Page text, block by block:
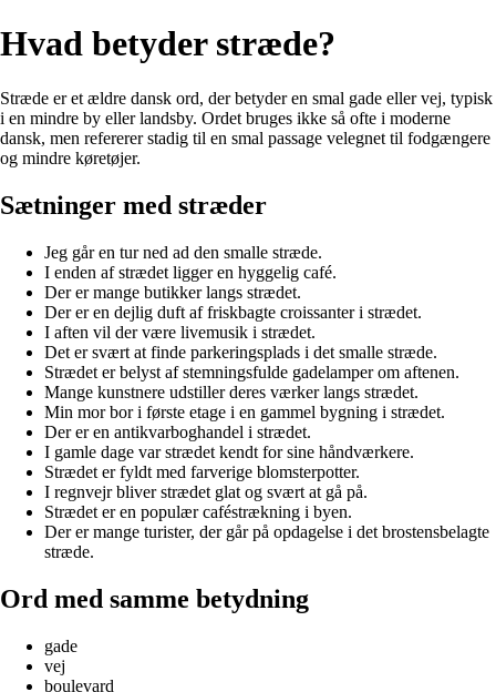
Hvad betyder stræde?
Stræde er et ældre dansk ord, der betyder en smal gade eller vej, typisk
i en mindre by eller landsby. Ordet bruges ikke så ofte i moderne
dansk, men refererer stadig til en smal passage velegnet til fodgængere
og mindre køretøjer.
Sætninger med stræder
Jeg går en tur ned ad den smalle stræde.
I enden af strædet ligger en hyggelig café.
Der er mange butikker langs strædet.
Der er en dejlig duft af friskbagte croissanter i strædet.
I aften vil der være livemusik i strædet.
Det er svært at finde parkeringsplads i det smalle stræde.
Strædet er belyst af stemningsfulde gadelamper om aftenen.
Mange kunstnere udstiller deres værker langs strædet.
Min mor bor i første etage i en gammel bygning i strædet.
Der er en antikvarboghandel i strædet.
I gamle dage var strædet kendt for sine håndværkere.
Strædet er fyldt med farverige blomsterpotter.
I regnvejr bliver strædet glat og svært at gå på.
Strædet er en populær caféstrækning i byen.
Der er mange turister, der går på opdagelse i det brostensbelagte
stræde.
Ord med samme betydning
gade
vej
boulevard